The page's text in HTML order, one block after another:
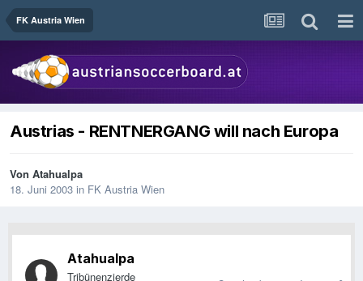
FK Austria Wien
Austrias - RENTNERGANG will nach Europa
Von Atahualpa
18. Juni 2003 in FK Austria Wien
Atahualpa
Tribünenzierde